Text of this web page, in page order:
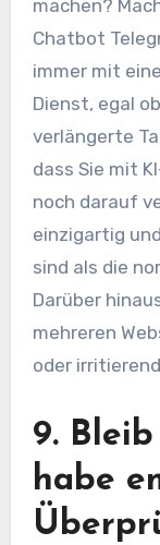
machen?
Chatbot
immer mit
Dienst, egal
verlängerte
dass Sie mit
noch darauf
einzigartig
sind als die
Darüber
mehreren
oder
9.
habe